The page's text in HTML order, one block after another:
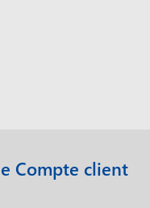
Compte client